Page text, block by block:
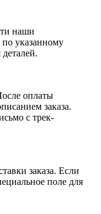
наши
по указанному
оплаты
заказа.
с трек-
заказа. Если
поле для